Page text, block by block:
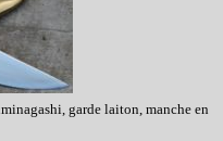
garde laiton, manche en